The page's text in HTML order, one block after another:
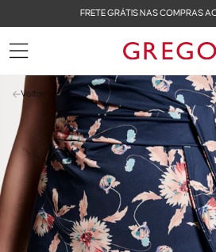
FRETE GRÁTIS NAS COMPRAS
Voltar